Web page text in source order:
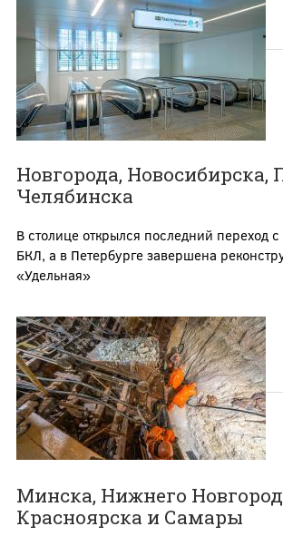
Новгорода, Новосибирска,
Челябинска
В столице открылся последний переход
БКЛ, а в Петербурге завершена
«Удельная»
Минска, Нижнего
Красноярска и Самары